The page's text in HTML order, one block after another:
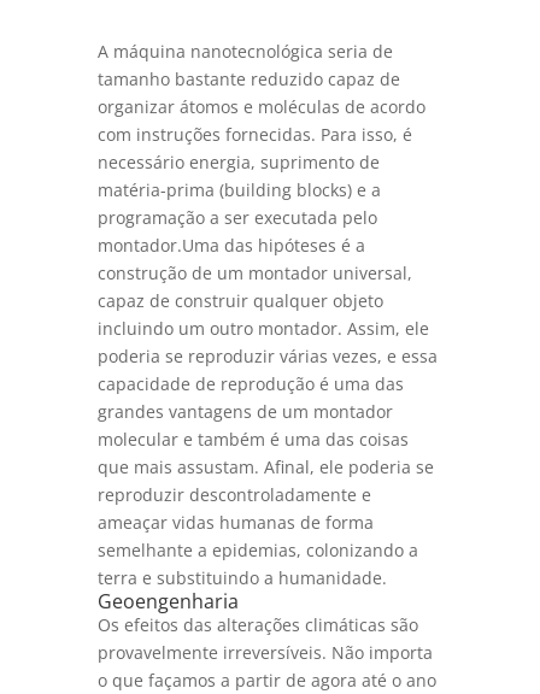
A máquina nanotecnológica seria de
tamanho bastante reduzido capaz de
organizar átomos e moléculas de acordo
com instruções fornecidas. Para isso, é
necessário energia, suprimento de
matéria-prima (building blocks) e a
programação a ser executada pelo
montador.Uma das hipóteses é a
construção de um montador universal,
capaz de construir qualquer objeto
incluindo um outro montador. Assim, ele
poderia se reproduzir várias vezes, e essa
capacidade de reprodução é uma das
grandes vantagens de um montador
molecular e também é uma das coisas
que mais assustam. Afinal, ele poderia se
reproduzir descontroladamente e
ameaçar vidas humanas de forma
semelhante a epidemias, colonizando a
terra e substituindo a humanidade.
Geoengenharia
Os efeitos das alterações climáticas são
provavelmente irreversíveis. Não importa
o que façamos a partir de agora até o ano